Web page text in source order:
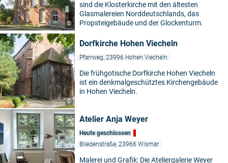
©
sind die Klosterkirche mit den ältesten
Glasmalereien Norddeutschlands, das
Propsteigebäude und der Glockenturm.
©
Dorfkirche Hohen Viecheln
Pfarrweg, 23996 Hohen Viecheln
Die frühgotische Dorfkirche Hohen Viecheln
ist ein denkmalgeschütztes Kirchengebäude
in Hohen Viecheln.
Atelier Anja Weyer
Heute geschlossen
Bliedenstraße, 23966 Wismar
Malerei und Grafik: Die Ateliergalerie Weyer